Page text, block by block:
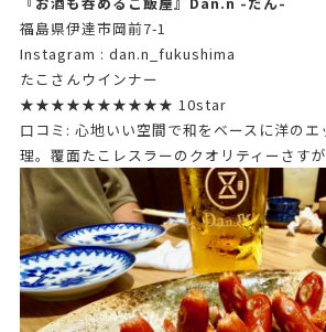
福島県伊達市岡前7-1
Instagram : dan.n_fukushima
たこさんウインナー
★★★★★★★★★★ 10star
口コミ: 心地いい空間で和をベースに洋の
理。覆面たこレスラーのクオリティーさすが